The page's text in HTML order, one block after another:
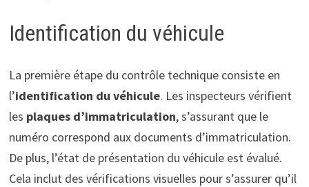
Identification du véhicule
La première étape du contrôle technique consiste en
l’identification du véhicule. Les inspecteurs vérifient
les plaques d’immatriculation, s’assurant que le
numéro correspond aux documents d’immatriculation.
De plus, l’état de présentation du véhicule est évalué.
Cela inclut des vérifications visuelles pour s’assurer qu’il